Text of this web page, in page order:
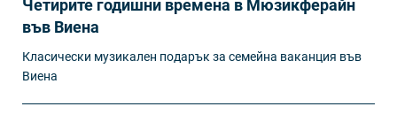
Четирите годишни времена в Мюзикферайн
във Виена
Класически музикален подарък за семейна ваканция във
Виена